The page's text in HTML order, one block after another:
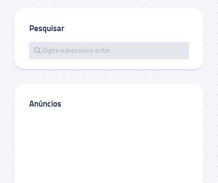
Pesquisar
Anúncios